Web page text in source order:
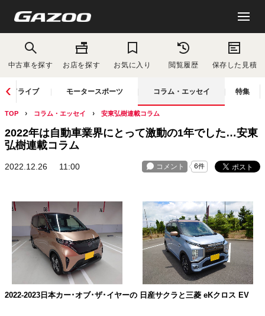
中古車を探す お店を探す お気に入り 閲覧履歴 保存した見積
ドライブ モータースポーツ コラム・エッセイ 特集
TOP コラム・エッセイ 安東弘樹連載コラム
2022年は自動車業界にとって激動の1年でした…安東
弘樹連載コラム
2022.12.26 11:00
2022-2023日本カー･オブ･ザ･イヤーの 日産サクラと三菱 eKクロス EV